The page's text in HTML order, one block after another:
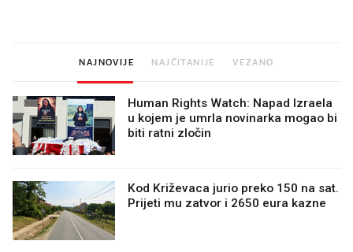
NAJNOVIJE NAJČITANIJE VEZANO
Human Rights Watch: Napad Izraela
u kojem je umrla novinarka mogao bi
biti ratni zločin
Kod Križevaca jurio preko 150 na sat.
Prijeti mu zatvor i 2650 eura kazne